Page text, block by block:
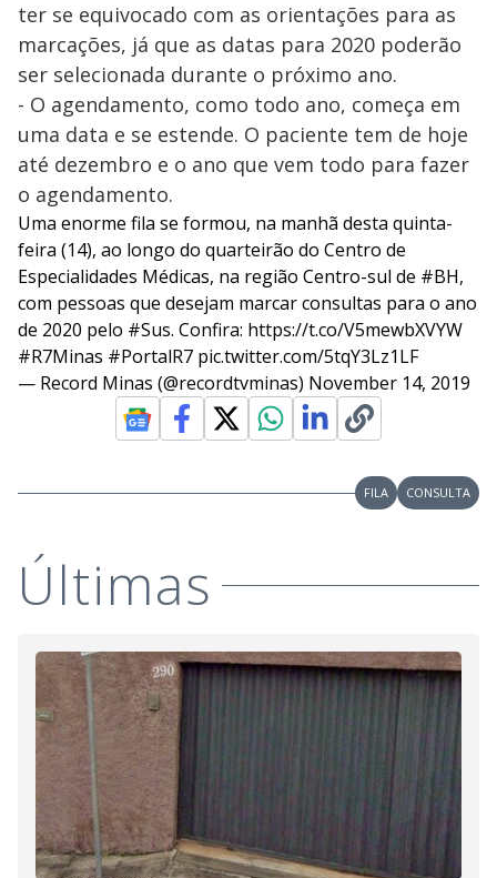
ter se equivocado com as orientações para as
marcações, já que as datas para 2020 poderão
ser selecionada durante o próximo ano.
- O agendamento, como todo ano, começa em
uma data e se estende. O paciente tem de hoje
até dezembro e o ano que vem todo para fazer
o agendamento.
Uma enorme fila se formou, na manhã desta quinta-
feira (14), ao longo do quarteirão do Centro de
Especialidades Médicas, na região Centro-sul de #BH,
com pessoas que desejam marcar consultas para o ano
de 2020 pelo #Sus. Confira: https://t.co/V5mewbXVYW
#R7Minas #PortalR7 pic.twitter.com/5tqY3Lz1LF
— Record Minas (@recordtvminas) November 14, 2019
FILA CONSULTA
Últimas